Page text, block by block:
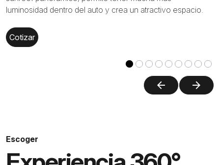
luminosidad dentro del auto y crea un atractivo espacio.
Cotizar
arrow_back arrow_forward
Escoger